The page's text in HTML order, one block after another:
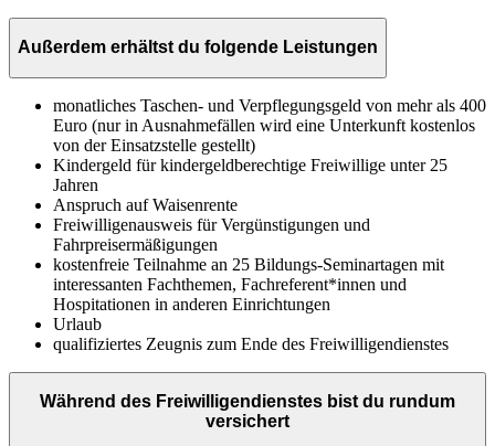
Außerdem erhältst du folgende Leistungen
monatliches Taschen- und Verpflegungsgeld von mehr als 400
Euro (nur in Ausnahmefällen wird eine Unterkunft kostenlos
von der Einsatzstelle gestellt)
Kindergeld für kindergeldberechtige Freiwillige unter 25
Jahren
Anspruch auf Waisenrente
Freiwilligenausweis für Vergünstigungen und
Fahrpreisermäßigungen
kostenfreie Teilnahme an 25 Bildungs-Seminartagen mit
interessanten Fachthemen, Fachreferent*innen und
Hospitationen in anderen Einrichtungen
Urlaub
qualifiziertes Zeugnis zum Ende des Freiwilligendienstes
Während des Freiwilligendienstes bist du rundum
versichert